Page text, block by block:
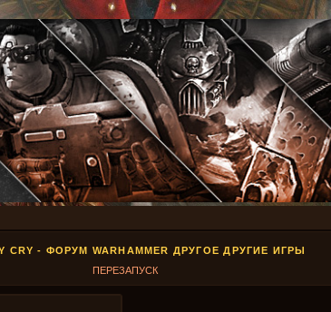
CRY - ФОРУМ WARHAMMER ДРУГОЕ ДРУГИЕ ИГРЫ
ПЕРЕЗАПУСК